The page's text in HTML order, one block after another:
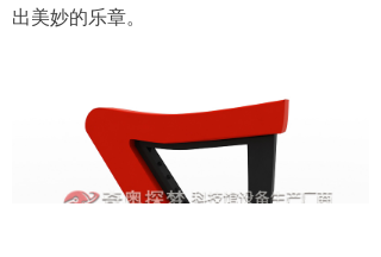
出美妙的乐章。